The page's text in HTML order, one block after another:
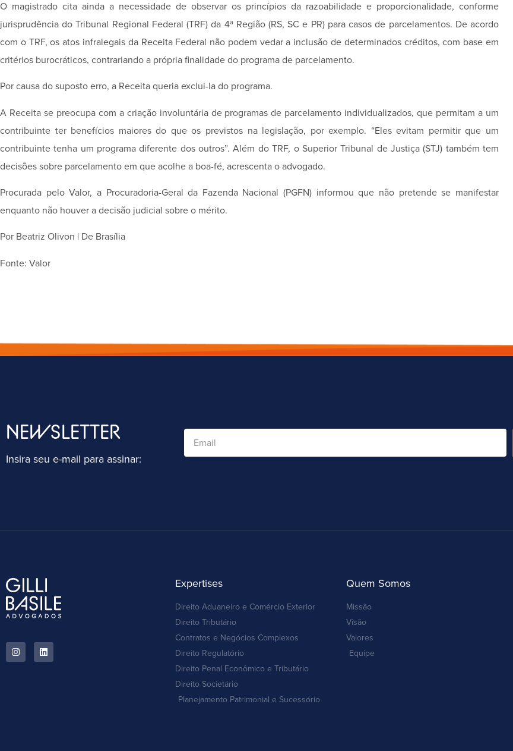
O magistrado cita ainda a necessidade de observar os princípios da razoabilidade e proporcionalidade, conforme
jurisprudência do Tribunal Regional Federal (TRF) da 4ª Região (RS, SC e PR) para casos de parcelamentos. De acordo
com o TRF, os atos infralegais da Receita Federal não podem vedar a inclusão de determinados créditos, com base em
critérios burocráticos, contrariando a própria finalidade do programa de parcelamento.
Por causa do suposto erro, a Receita queria exclui-la do programa.
A Receita se preocupa com a criação involuntária de programas de parcelamento individualizados, que permitam a um
contribuinte ter benefícios maiores do que os previstos na legislação, por exemplo. “Eles evitam permitir que um
contribuinte tenha um programa diferente dos outros”. Além do TRF, o Superior Tribunal de Justiça (STJ) também tem
decisões sobre parcelamento em que acolhe a boa-fé, acrescenta o advogado.
Procurada pelo Valor, a Procuradoria-Geral da Fazenda Nacional (PGFN) informou que não pretende se manifestar
enquanto não houver a decisão judicial sobre o mérito.
Por Beatriz Olivon | De Brasília
Fonte: Valor
NEWSLETTER
Insira seu e-mail para assinar:
Expertises
Direito Aduaneiro e Comércio Exterior
Direito Tributário
Contratos e Negócios Complexos
Direito Regulatório
Direito Penal Econômico e Tributário
Direito Societário
Planejamento Patrimonial e Sucessório
Quem Somos
Missão
Visão
Valores
Equipe